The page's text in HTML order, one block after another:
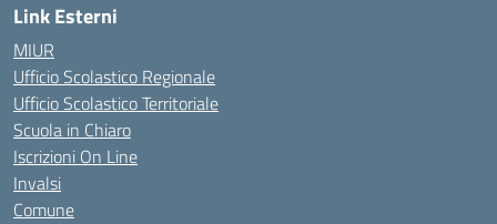
Link Esterni
MIUR
Ufficio Scolastico Regionale
Ufficio Scolastico Territoriale
Scuola in Chiaro
Iscrizioni On Line
Invalsi
Comune